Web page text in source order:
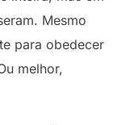
Mesmo
para obedecer
melhor,